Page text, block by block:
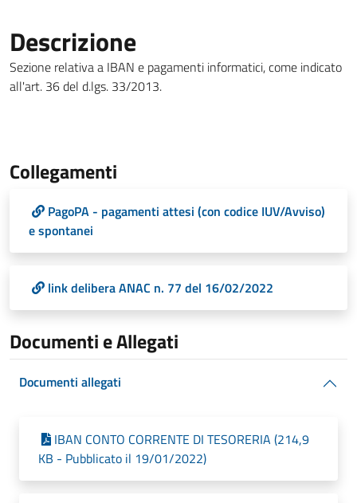
Descrizione
Sezione relativa a IBAN e pagamenti informatici, come indicato
all'art. 36 del d.lgs. 33/2013.
Collegamenti
PagoPA - pagamenti attesi (con codice IUV/Avviso)
e spontanei
link delibera ANAC n. 77 del 16/02/2022
Documenti e Allegati
Documenti allegati
IBAN CONTO CORRENTE DI TESORERIA (214,9
KB - Pubblicato il 19/01/2022)